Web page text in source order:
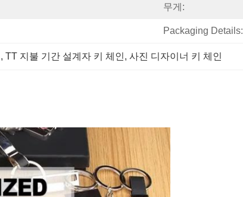
무게:
Packaging Details:
, TT 지불 기간 설계자 키 체인, 사진 디자이너 키 체인